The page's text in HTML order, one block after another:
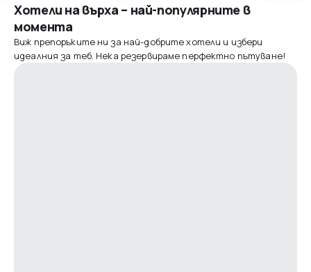
Хотели на върха – най-популярните в
момента
Виж препоръките ни за най-добрите хотели и избери
идеалния за теб. Нека резервираме перфектно пътуване!